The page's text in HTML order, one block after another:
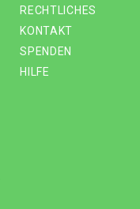
RECHTLICHES
KONTAKT
SPENDEN
HILFE